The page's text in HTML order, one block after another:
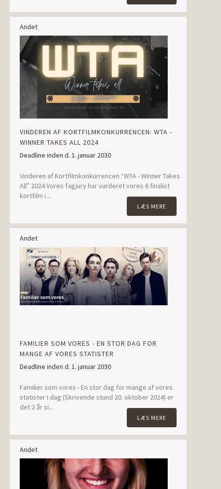
Andet
VINDEREN AF KORTFILMKONKURRENCEN: WTA -
WINNER TAKES ALL 2024
Deadline inden d. 1. januar 2030
Vinderen af Kortfilmkonkurrencen “WTA - Winner Takes
All” 2024 Vores fagjury har vurderet vores 6 finalist
kortfilm i...
LÆS MERE
Andet
FAMILIER SOM VORES - EN STOR DAG FOR
MANGE AF VORES STATISTER
Deadline inden d. 1. januar 2030
Familier som vores - En stor dag for mange af vores
statister I dag (Skrivende stund 20. oktober 2024) er
det 2 år si...
LÆS MERE
Andet